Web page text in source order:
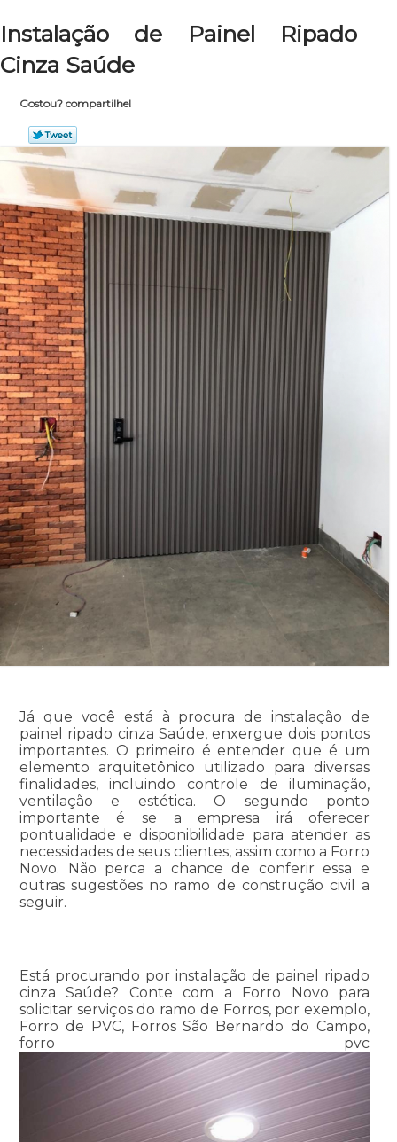
Instalação de Painel Ripado
Cinza Saúde
Gostou? compartilhe!
Já que você está à procura de instalação de
painel ripado cinza Saúde, enxergue dois pontos
importantes. O primeiro é entender que é um
elemento arquitetônico utilizado para diversas
finalidades, incluindo controle de iluminação,
ventilação e estética. O segundo ponto
importante é se a empresa irá oferecer
pontualidade e disponibilidade para atender as
necessidades de seus clientes, assim como a Forro
Novo. Não perca a chance de conferir essa e
outras sugestões no ramo de construção civil a
seguir.
Está procurando por instalação de painel ripado
cinza Saúde? Conte com a Forro Novo para
solicitar serviços do ramo de Forros, por exemplo,
Forro de PVC, Forros São Bernardo do Campo,
forro pvc